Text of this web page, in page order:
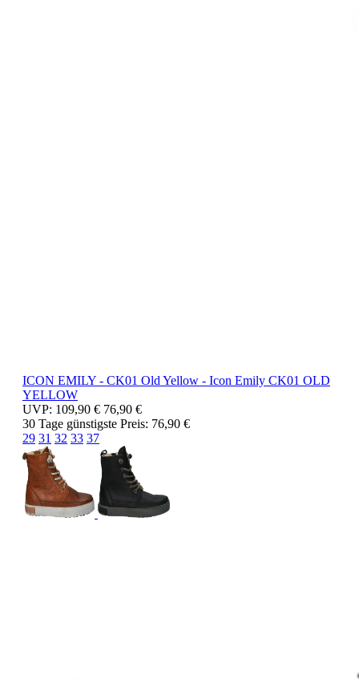
ICON EMILY - CK01 Old Yellow - Icon Emily CK01 OLD
YELLOW
UVP: 109,90 € 76,90 €
30 Tage günstigste Preis: 76,90 €
29 31 32 33 37